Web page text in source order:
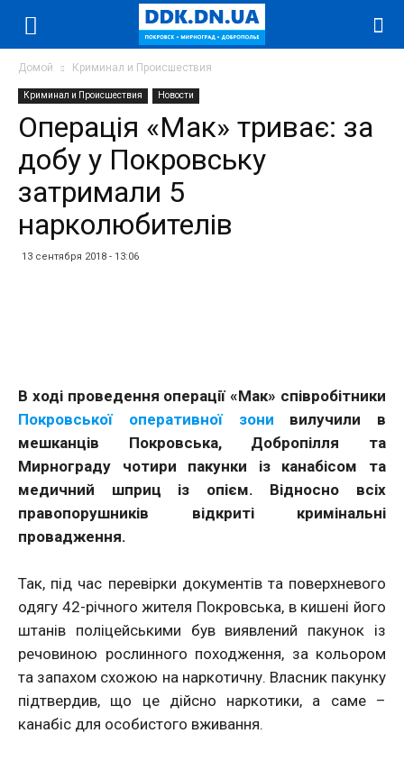
Домой Криминал и Происшествия
Криминал и Происшествия Новости
Операція «Мак» триває: за
добу у Покровську
затримали 5
нарколюбителів
13 сентября 2018 - 13:06
В ході проведення операції «Мак» співробітники
Покровської оперативної зони
вилучили в
мешканців Покровська, Добропілля та
Мирнограду чотири пакунки із канабісом та
медичний шприц із опієм. Відносно всіх
правопорушників відкриті кримінальні
провадження.
Так, під час перевірки документів та поверхневого
одягу 42-річного жителя Покровська, в кишені його
штанів поліцейськими був виявлений пакунок із
речовиною рослинного походження, за кольором
та запахом схожою на наркотичну. Власник пакунку
підтвердив, що це дійсно наркотики, а саме –
канабіс для особистого вживання.